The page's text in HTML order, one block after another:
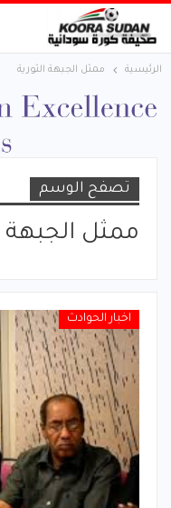
الرئيسية ممثل الجبهة الثورية
تصفح الوسم
ممثل الجبهة
اخبار الحوادث